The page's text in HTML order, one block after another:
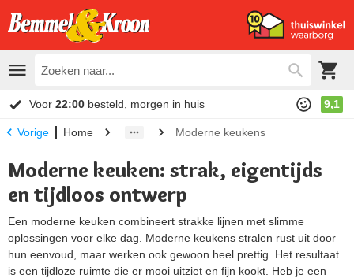
Voor 22:00 besteld, morgen in huis 9,1
Vorige Home Moderne keukens
Moderne keuken: strak, eigentijds
en tijdloos ontwerp
Een moderne keuken combineert strakke lijnen met slimme
oplossingen voor elke dag. Moderne keukens stralen rust uit door
hun eenvoud, maar werken ook gewoon heel prettig. Het resultaat
is een tijdloze ruimte die er mooi uitziet en fijn kookt. Heb je een